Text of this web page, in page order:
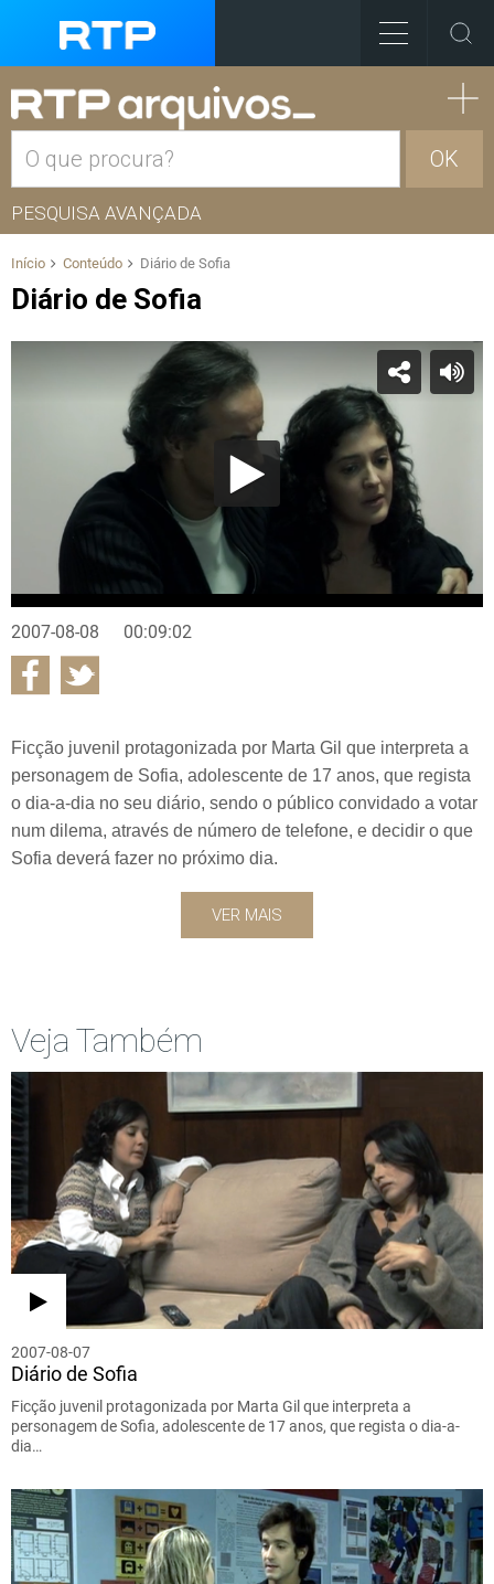
OK
PESQUISA AVANÇADA
Início Conteúdo Diário de Sofia
Diário de Sofia
2007-08-08 00:09:02
Ficção juvenil protagonizada por Marta Gil que interpreta a
personagem de Sofia, adolescente de 17 anos, que regista
o dia-a-dia no seu diário, sendo o público convidado a votar
num dilema, através de número de telefone, e decidir o que
Sofia deverá fazer no próximo dia.
VER MAIS
Veja Também
2007-08-07
Diário de Sofia
Ficção juvenil protagonizada por Marta Gil que interpreta a
personagem de Sofia, adolescente de 17 anos, que regista o dia-a-
dia…